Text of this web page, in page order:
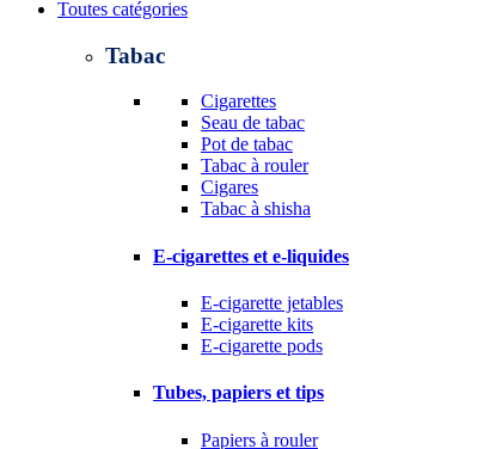
Toutes catégories
Tabac
Cigarettes
Seau de tabac
Pot de tabac
Tabac à rouler
Cigares
Tabac à shisha
E-cigarettes et e-liquides
E-cigarette jetables
E-cigarette kits
E-cigarette pods
Tubes, papiers et tips
Papiers à rouler